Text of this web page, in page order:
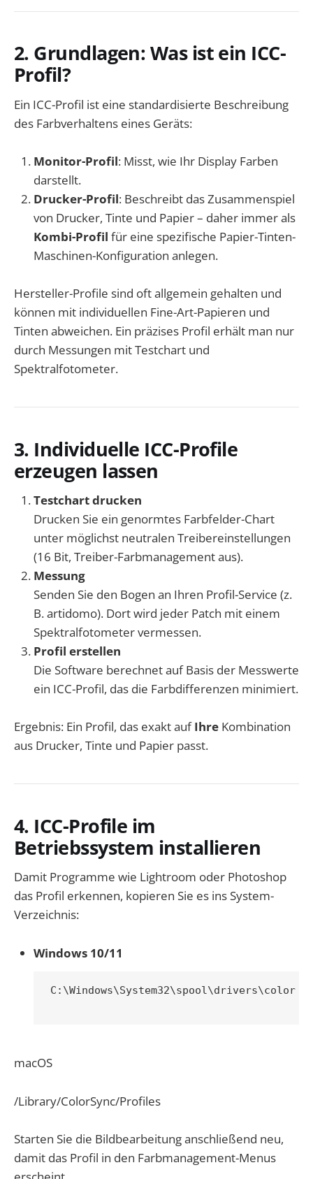
2. Grundlagen: Was ist ein ICC-
Profil?
Ein ICC-Profil ist eine standardisierte Beschreibung
des Farbverhaltens eines Geräts:
Monitor-Profil: Misst, wie Ihr Display Farben
darstellt.
Drucker-Profil: Beschreibt das Zusammenspiel
von Drucker, Tinte und Papier – daher immer als
Kombi-Profil für eine spezifische Papier-Tinten-
Maschinen-Konfiguration anlegen.
Hersteller-Profile sind oft allgemein gehalten und
können mit individuellen Fine-Art-Papieren und
Tinten abweichen. Ein präzises Profil erhält man nur
durch Messungen mit Testchart und
Spektralfotometer.
3. Individuelle ICC-Profile
erzeugen lassen
Testchart drucken
Drucken Sie ein genormtes Farbfelder-Chart
unter möglichst neutralen Treibereinstellungen
(16 Bit, Treiber-Farbmanagement aus).
Messung
Senden Sie den Bogen an Ihren Profil-Service (z.
B. artidomo). Dort wird jeder Patch mit einem
Spektralfotometer vermessen.
Profil erstellen
Die Software berechnet auf Basis der Messwerte
ein ICC-Profil, das die Farbdifferenzen minimiert.
Ergebnis: Ein Profil, das exakt aufIhre Kombination
aus Drucker, Tinte und Papier passt.
4. ICC-Profile im
Betriebssystem installieren
Damit Programme wie Lightroom oder Photoshop
das Profil erkennen, kopieren Sie es ins System-
Verzeichnis:
Windows 10/11
C:\Windows\System32\spool\drivers\color
macOS
/Library/ColorSync/Profiles
Starten Sie die Bildbearbeitung anschließend neu,
damit das Profil in den Farbmanagement-Menus